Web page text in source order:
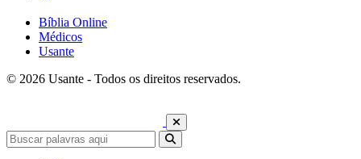
Bíblia Online
Médicos
Usante
© 2026 Usante - Todos os direitos reservados.